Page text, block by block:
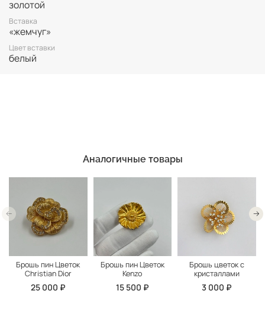
золотой
Вставка
«жемчуг»
Цвет вставки
белый
Аналогичные товары
Брошь пин Цветок
Christian Dior
25 000 ₽
Брошь пин Цветок
Kenzo
15 500 ₽
Брошь цветок с
кристаллами
3 000 ₽